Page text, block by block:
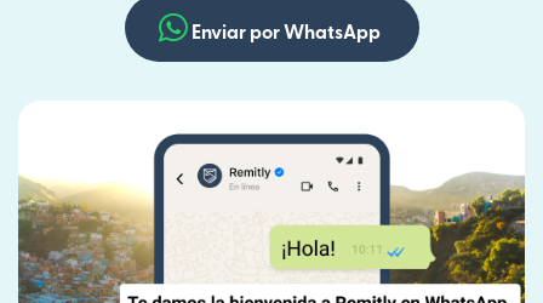
Enviar por WhatsApp